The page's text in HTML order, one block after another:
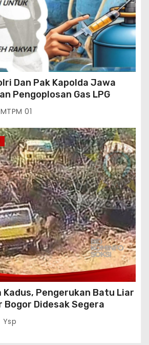
Dan Pak Kapolda Jawa
Pengoplosan Gas LPG
Terjadi Di Kabupaten Bogor
Madang: Tim
Pimpinan Polri Beri
Sampai Penangkapan
MTPM 01
Kadus, Pengerukan Batu Liar
Bogor Didesak Segera
Ysp